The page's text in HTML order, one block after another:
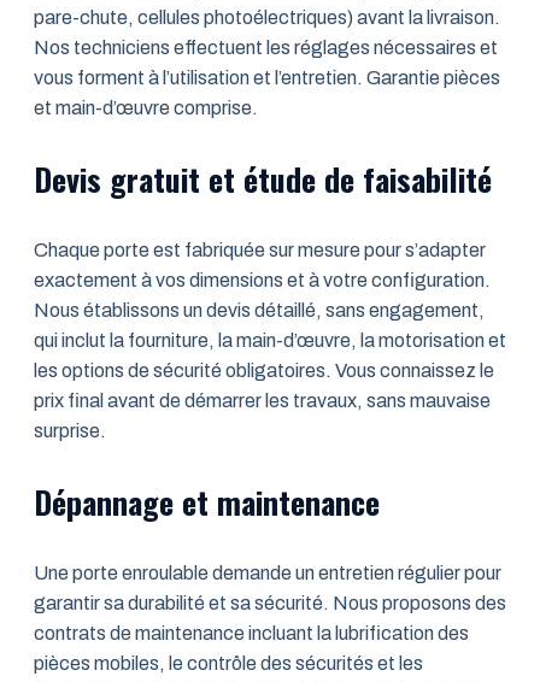
pare-chute, cellules photoélectriques) avant la livraison.
Nos techniciens effectuent les réglages nécessaires et
vous forment à l’utilisation et l’entretien. Garantie pièces
et main-d’œuvre comprise.
Devis gratuit et étude de faisabilité
Chaque porte est fabriquée sur mesure pour s’adapter
exactement à vos dimensions et à votre configuration.
Nous établissons un devis détaillé, sans engagement,
qui inclut la fourniture, la main-d’œuvre, la motorisation et
les options de sécurité obligatoires. Vous connaissez le
prix final avant de démarrer les travaux, sans mauvaise
surprise.
Dépannage et maintenance
Une porte enroulable demande un entretien régulier pour
garantir sa durabilité et sa sécurité. Nous proposons des
contrats de maintenance incluant la lubrification des
pièces mobiles, le contrôle des sécurités et les